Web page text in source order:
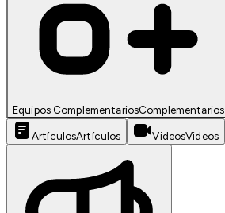
Equipos ComplementariosComplementarios
ArtículosArtículos VideosVideos